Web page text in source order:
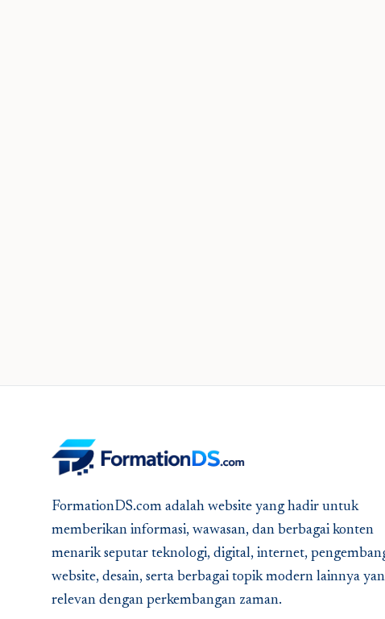
FormationDS.com adalah website yang hadir untuk
memberikan informasi, wawasan, dan berbagai konten
menarik seputar teknologi, digital, internet,
website, desain, serta berbagai topik modern lainnya
relevan dengan perkembangan zaman.